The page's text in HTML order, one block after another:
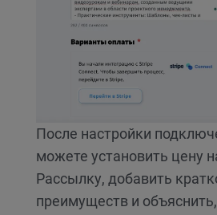
После настройки
можете установить цену
Рассылку, добавить
преимуществ и